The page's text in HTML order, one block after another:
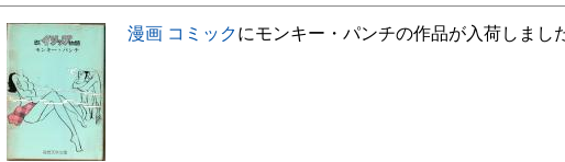
漫画 コミックにモンキー・パンチの作品が入荷しまし